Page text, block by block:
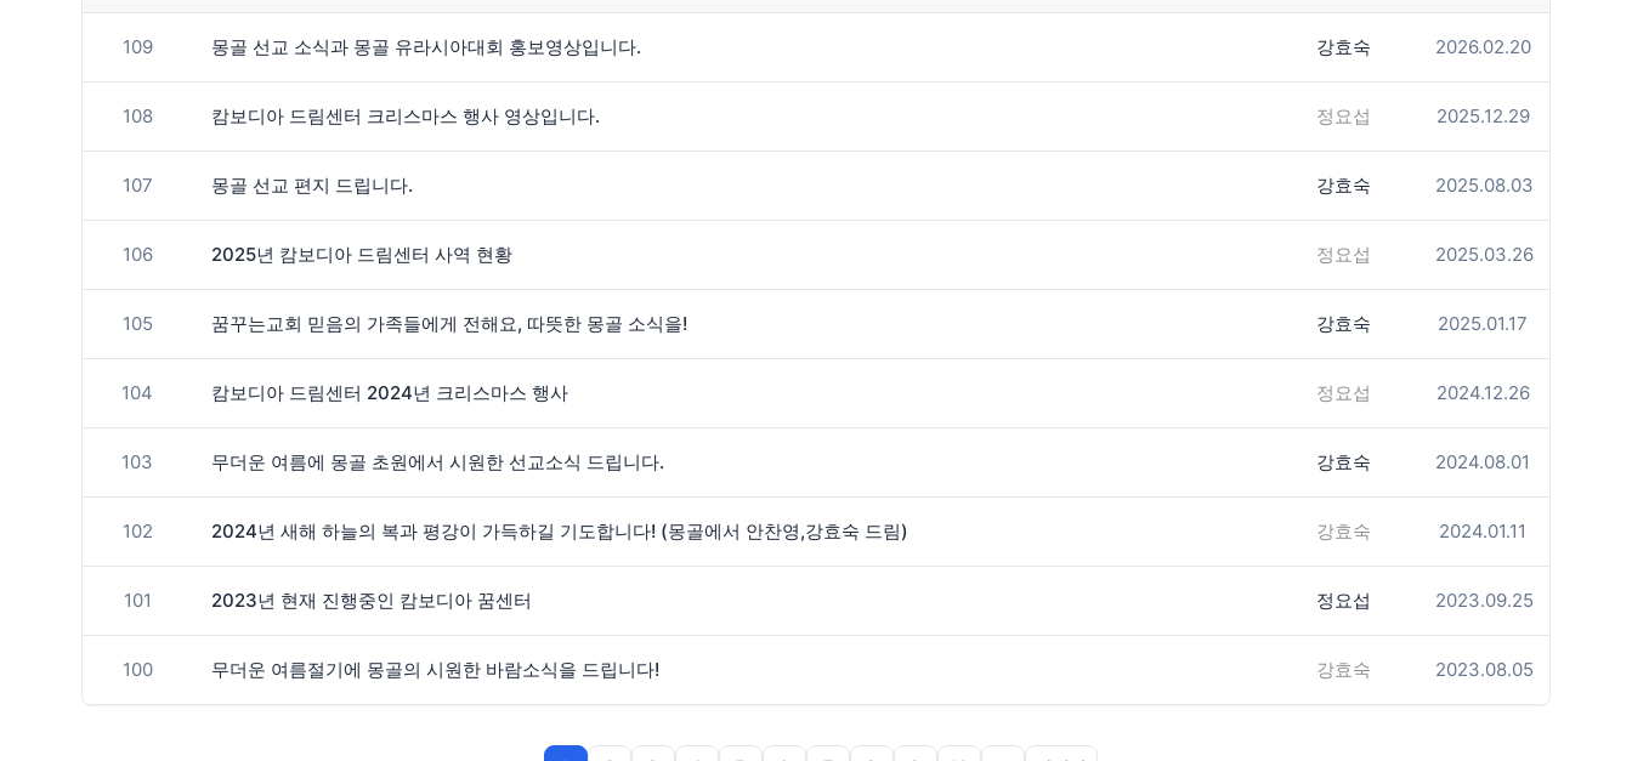
109 몽골 선교 소식과 몽골 유라시아대회 홍보영상입니다. 강효숙 2026.02.20
108 캄보디아 드림센터 크리스마스 행사 영상입니다. 정요섭 2025.12.29
107 몽골 선교 편지 드립니다. 강효숙 2025.08.03
106 2025년 캄보디아 드림센터 사역 현황 정요섭 2025.03.26
105 꿈꾸는교회 믿음의 가족들에게 전해요, 따뜻한 몽골 소식을! 강효숙 2025.01.17
104 캄보디아 드림센터 2024년 크리스마스 행사 정요섭 2024.12.26
103 무더운 여름에 몽골 초원에서 시원한 선교소식 드립니다. 강효숙 2024.08.01
102 2024년 새해 하늘의 복과 평강이 가득하길 기도합니다! (몽골에서 안찬영,강효숙 드림) 강효숙 2024.01.11
101 2023년 현재 진행중인 캄보디아 꿈센터 정요섭 2023.09.25
100 무더운 여름절기에 몽골의 시원한 바람소식을 드립니다! 강효숙 2023.08.05